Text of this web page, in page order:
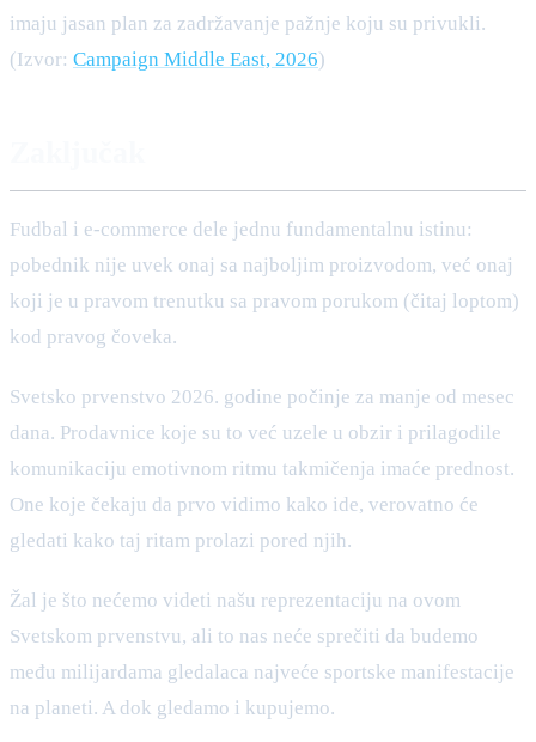
imaju jasan plan za zadržavanje pažnje koju su privukli.
(Izvor: Campaign Middle East, 2026)
Fudbal i e-commerce dele jednu fundamentalnu istinu:
pobednik nije uvek onaj sa najboljim proizvodom, već onaj
koji je u pravom trenutku sa pravom porukom (čitaj loptom)
kod pravog čoveka.
Svetsko prvenstvo 2026. godine počinje za manje od mesec
dana. Prodavnice koje su to već uzele u obzir i prilagodile
komunikaciju emotivnom ritmu takmičenja imaće prednost.
One koje čekaju da prvo vidimo kako ide, verovatno će
gledati kako taj ritam prolazi pored njih.
Žal je što nećemo videti našu reprezentaciju na ovom
Svetskom prvenstvu, ali to nas neće sprečiti da budemo
među milijardama gledalaca najveće sportske manifestacije
na planeti. A dok gledamo i kupujemo.